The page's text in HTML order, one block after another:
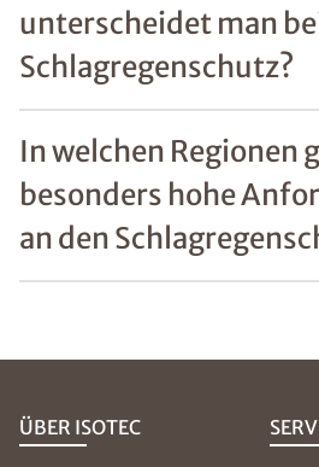
unterscheidet man
Schlagregenschutz?
In welchen Regionen
besonders hohe
an den
ÜBER ISOTEC